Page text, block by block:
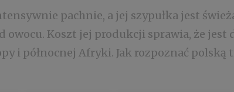
pachnie, a jej szypułka jest
Koszt jej produkcji sprawia, że jest
i północnej Afryki. Jak rozpoznać polską